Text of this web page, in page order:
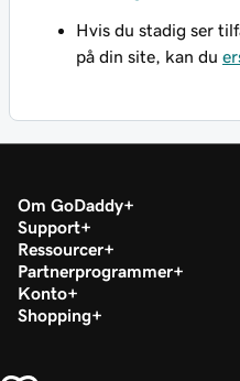
Hvis du stadig ser
på din site, kan du
Om GoDaddy
Support
Ressourcer
Partnerprogrammer
Konto
Shopping